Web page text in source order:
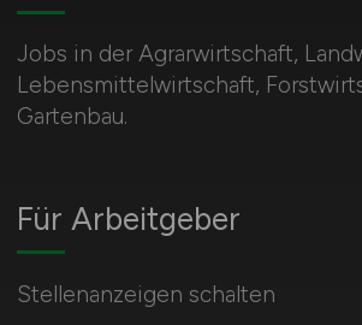
Jobs in der Agrarwirtschaft,
Lebensmittelwirtschaft,
Gartenbau.
Für Arbeitgeber
Stellenanzeigen schalten